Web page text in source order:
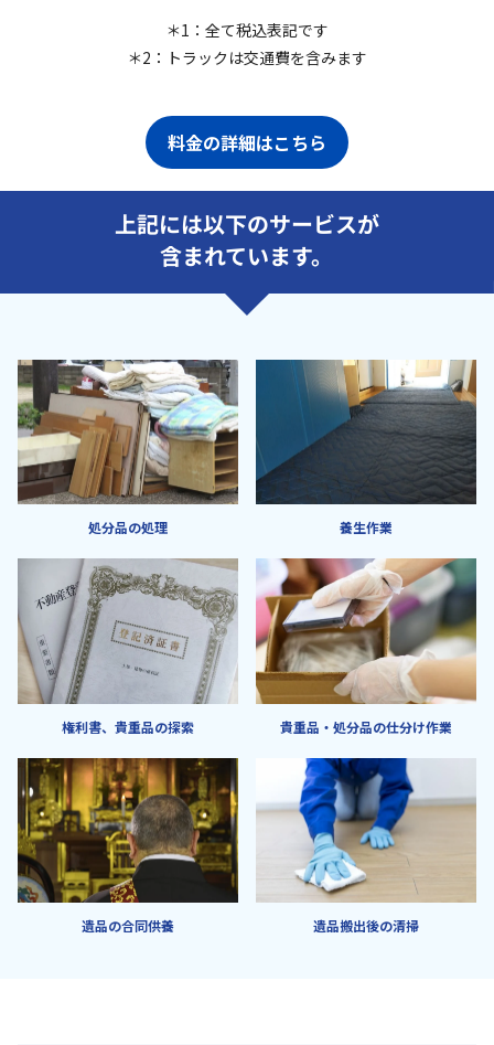
＊1：全て税込表記です
＊2：トラックは交通費を含みます
料金の詳細はこちら
上記には以下のサービスが
含まれています。
処分品の処理 養生作業
権利書、貴重品の探索 貴重品・処分品の仕分け作業
遺品の合同供養 遺品搬出後の清掃